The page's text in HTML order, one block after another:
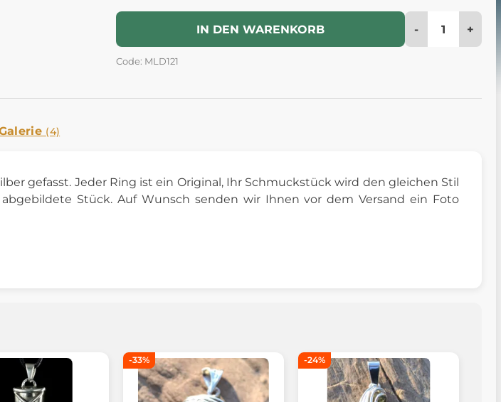
IN DEN WARENKORB - +
Code: MLD121
(4)
gefasst. Jeder Ring ist ein Original, Ihr Schmuckstück wird den gleichen Stil
Stück. Auf Wunsch senden wir Ihnen vor dem Versand ein Foto
-33% -24%